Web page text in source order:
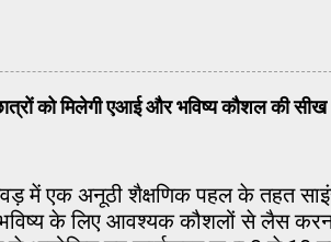
को मिलेगी एआई और भविष्य कौशल की सीख
में एक अनूठी शैक्षणिक पहल के तहत
भविष्य के लिए आवश्यक कौशलों से लैस करना